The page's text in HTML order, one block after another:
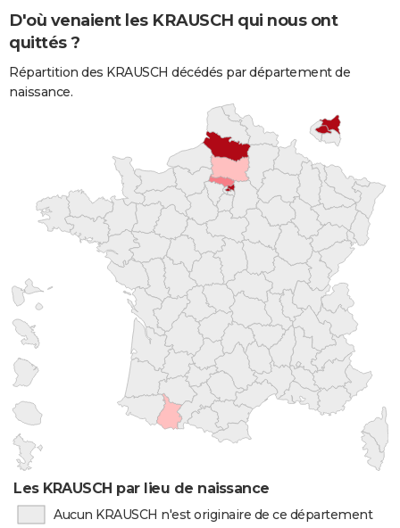
D'où venaient les KRAUSCH qui nous ont
quittés ?
Répartition des KRAUSCH décédés par département de
naissance.
Les KRAUSCH par lieu de naissance
Aucun KRAUSCH n'est originaire de ce département